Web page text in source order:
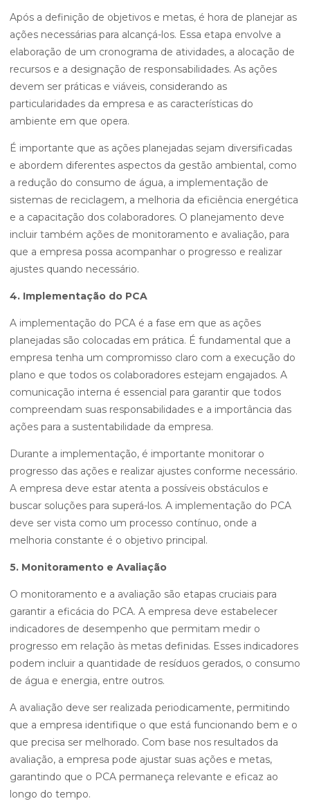
Após a definição de objetivos e metas, é hora de planejar as
ações necessárias para alcançá-los. Essa etapa envolve a
elaboração de um cronograma de atividades, a alocação de
recursos e a designação de responsabilidades. As ações
devem ser práticas e viáveis, considerando as
particularidades da empresa e as características do
ambiente em que opera.
É importante que as ações planejadas sejam diversificadas
e abordem diferentes aspectos da gestão ambiental, como
a redução do consumo de água, a implementação de
sistemas de reciclagem, a melhoria da eficiência energética
e a capacitação dos colaboradores. O planejamento deve
incluir também ações de monitoramento e avaliação, para
que a empresa possa acompanhar o progresso e realizar
ajustes quando necessário.
4. Implementação do PCA
A implementação do PCA é a fase em que as ações
planejadas são colocadas em prática. É fundamental que a
empresa tenha um compromisso claro com a execução do
plano e que todos os colaboradores estejam engajados. A
comunicação interna é essencial para garantir que todos
compreendam suas responsabilidades e a importância das
ações para a sustentabilidade da empresa.
Durante a implementação, é importante monitorar o
progresso das ações e realizar ajustes conforme necessário.
A empresa deve estar atenta a possíveis obstáculos e
buscar soluções para superá-los. A implementação do PCA
deve ser vista como um processo contínuo, onde a
melhoria constante é o objetivo principal.
5. Monitoramento e Avaliação
O monitoramento e a avaliação são etapas cruciais para
garantir a eficácia do PCA. A empresa deve estabelecer
indicadores de desempenho que permitam medir o
progresso em relação às metas definidas. Esses indicadores
podem incluir a quantidade de resíduos gerados, o consumo
de água e energia, entre outros.
A avaliação deve ser realizada periodicamente, permitindo
que a empresa identifique o que está funcionando bem e o
que precisa ser melhorado. Com base nos resultados da
avaliação, a empresa pode ajustar suas ações e metas,
garantindo que o PCA permaneça relevante e eficaz ao
longo do tempo.